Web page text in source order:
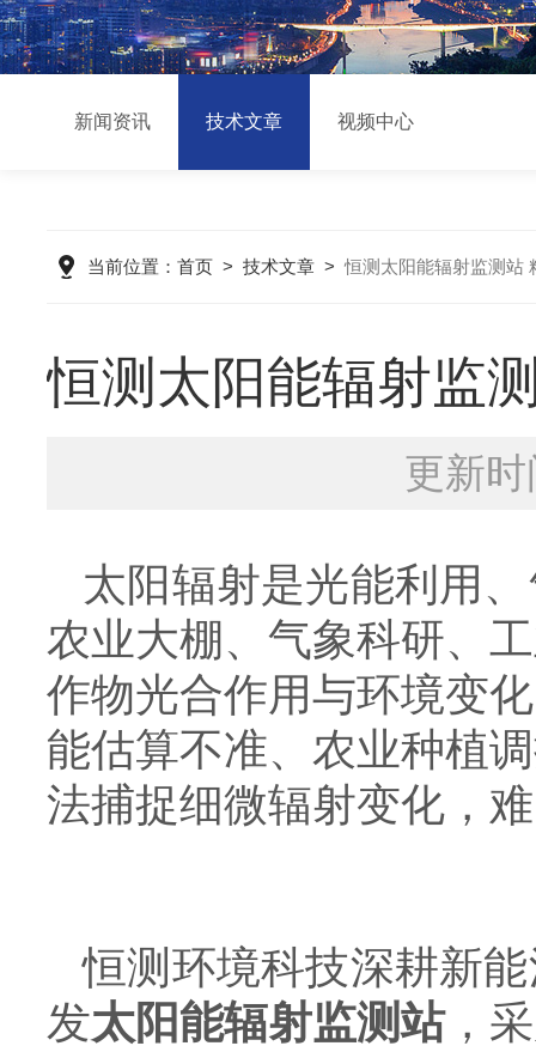
新闻资讯 技术文章 视频中心
当前位置： 首页 > 技术文章 >恒测太阳能辐射监测站
恒测太阳能辐射监
更新
太阳辐射是光能利用
农业大棚、气象科研、
作物光合作用与环境变
能估算不准、农业种植
法捕捉细微辐射变化，
恒测环境科技深耕新
发太阳能辐射监测站，